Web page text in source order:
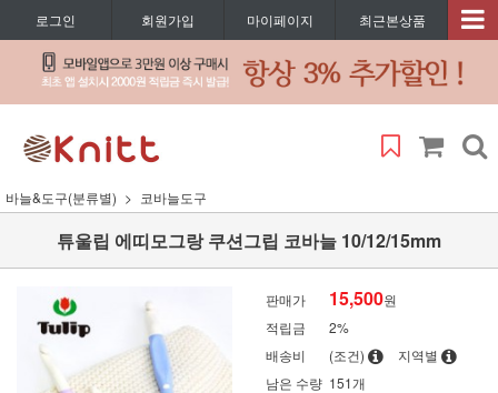
로그인 회원가입 마이페이지 최근본상품
바늘&도구(분류별) 코바늘도구
튜울립 에띠모그랑 쿠션그립 코바늘 10/12/15mm
판매가 15,500원
적립금
2%
배송비
(조건)
지역별
남은 수량 151개